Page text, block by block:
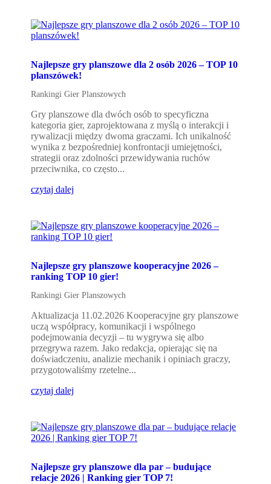
Najlepsze gry planszowe dla 2 osób 2026 – TOP 10
planszówek!
Rankingi Gier Planszowych
Gry planszowe dla dwóch osób to specyficzna
kategoria gier, zaprojektowana z myślą o interakcji i
rywalizacji między dwoma graczami. Ich unikalność
wynika z bezpośredniej konfrontacji umiejętności,
strategii oraz zdolności przewidywania ruchów
przeciwnika, co często...
czytaj dalej
Najlepsze gry planszowe kooperacyjne 2026 –
ranking TOP 10 gier!
Rankingi Gier Planszowych
Aktualizacja 11.02.2026 Kooperacyjne gry planszowe
uczą współpracy, komunikacji i wspólnego
podejmowania decyzji – tu wygrywa się albo
przegrywa razem. Jako redakcja, opierając się na
doświadczeniu, analizie mechanik i opiniach graczy,
przygotowaliśmy rzetelne...
czytaj dalej
Najlepsze gry planszowe dla par – budujące
relacje 2026 | Ranking gier TOP 7!